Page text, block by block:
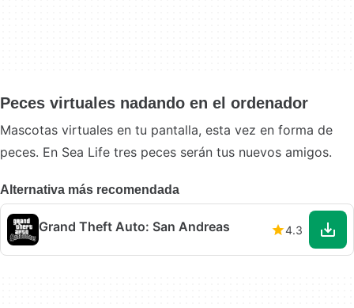
Peces virtuales nadando en el ordenador
Mascotas virtuales en tu pantalla, esta vez en forma de
peces. En Sea Life tres peces serán tus nuevos amigos.
Alternativa más recomendada
Grand Theft Auto: San Andreas 4.3